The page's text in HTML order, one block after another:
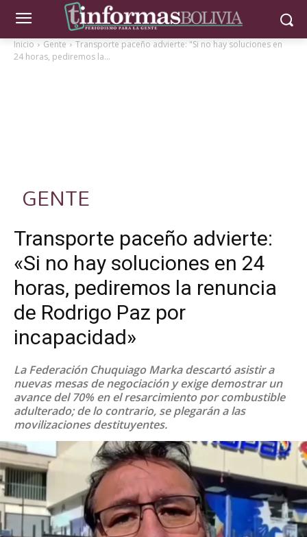
Inicio Gente
Transporte paceño advierte: "Si no hay soluciones en
24 horas, pediremos la...
GENTE
Transporte paceño advierte:
«Si no hay soluciones en 24
horas, pediremos la renuncia
de Rodrigo Paz por
incapacidad»
La Federación Chuquiago Marka descartó asistir a
nuevas mesas de negociación y exige demostrar un
avance del 70% en el resarcimiento por combustible
adulterado; de lo contrario, se plegarán a las
movilizaciones destituyentes.